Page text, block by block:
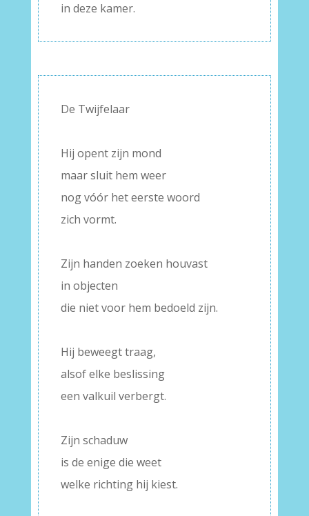
in deze kamer.
De Twijfelaar
Hij opent zijn mond
maar sluit hem weer
nog vóór het eerste woord
zich vormt.
Zijn handen zoeken houvast
in objecten
die niet voor hem bedoeld zijn.
Hij beweegt traag,
alsof elke beslissing
een valkuil verbergt.
Zijn schaduw
is de enige die weet
welke richting hij kiest.